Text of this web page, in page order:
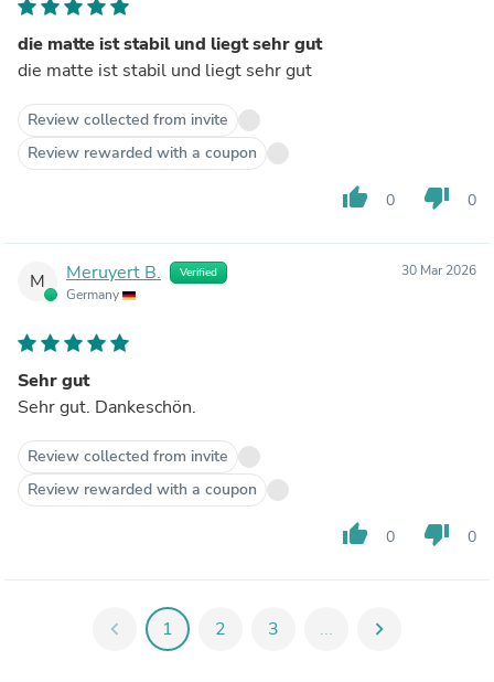
die matte ist stabil und liegt sehr gut
die matte ist stabil und liegt sehr gut
Review collected from invite
Review rewarded with a coupon
thumb_up 0 thumb_down 0
M Meruyert B. Verified
Germany
30 Mar 2026
Sehr gut
Sehr gut. Dankeschön.
Review collected from invite
Review rewarded with a coupon
thumb_up 0 thumb_down 0
chevron_left 1 2 3 ... chevron_right